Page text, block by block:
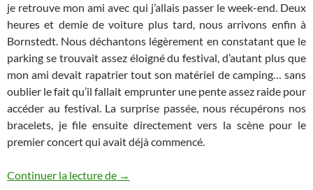
je retrouve mon ami avec qui j’allais passer le week-end. Deux
heures et demie de voiture plus tard, nous arrivons enfin à
Bornstedt. Nous déchantons légèrement en constatant que le
parking se trouvait assez éloigné du festival, d’autant plus que
mon ami devait rapatrier tout son matériel de camping… sans
oublier le fait qu’il fallait emprunter une pente assez raide pour
accéder au festival. La surprise passée, nous récupérons nos
bracelets, je file ensuite directement vers la scène pour le
premier concert qui avait déjà commencé.
Continuer la lecture de Dark Troll Festival XIII
→